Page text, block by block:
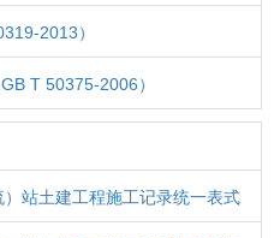
2013）
T 50375-2006）
站土建工程施工记录统一表式